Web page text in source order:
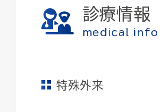
診療情報
medical info
特殊外来